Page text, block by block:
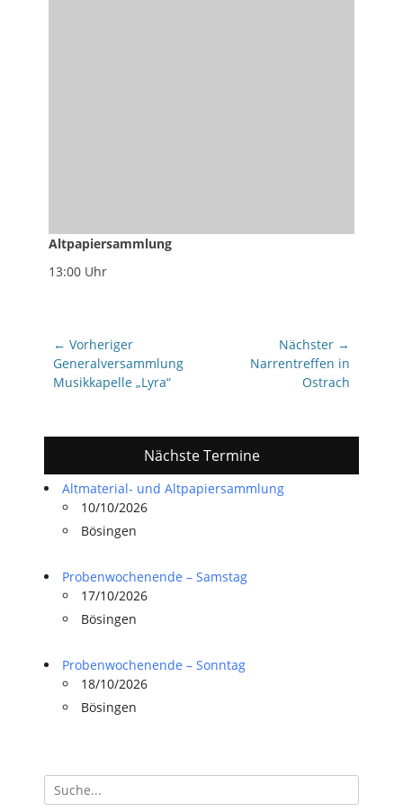
Altpapiersammlung
13:00 Uhr
Beitragsnavigation
← Vorheriger
Vorheriger
Beitrag:
Generalversammlung
Musikkapelle „Lyra“
Nächster →
NächsterNarrentreffen in
Ostrach
Nächste Termine
Altmaterial- und Altpapiersammlung
10/10/2026
Bösingen
Probenwochenende – Samstag
17/10/2026
Bösingen
Probenwochenende – Sonntag
18/10/2026
Bösingen
Suchen
nach: